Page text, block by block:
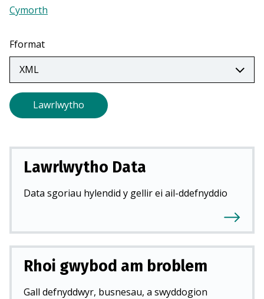
b
e
Cymorth
tab
Fformat
Lawrlwytho
Lawrlwytho Data
Data sgoriau hylendid y gellir ei ail-ddefnyddio
Rhoi gwybod am broblem
Gall defnyddwyr, busnesau, a swyddogion